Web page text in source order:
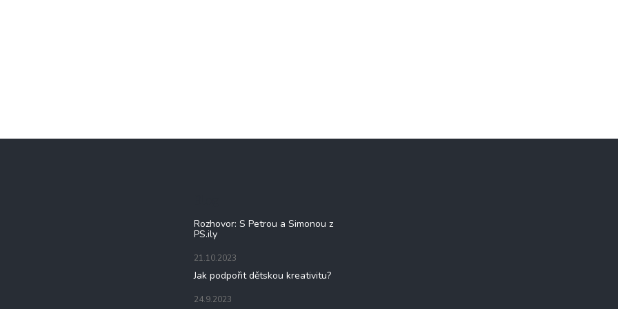
Rozhovor: S Petrou a Simonou z
PS.ily
21.10.2023
Jak podpořit dětskou kreativitu?
24.9.2023